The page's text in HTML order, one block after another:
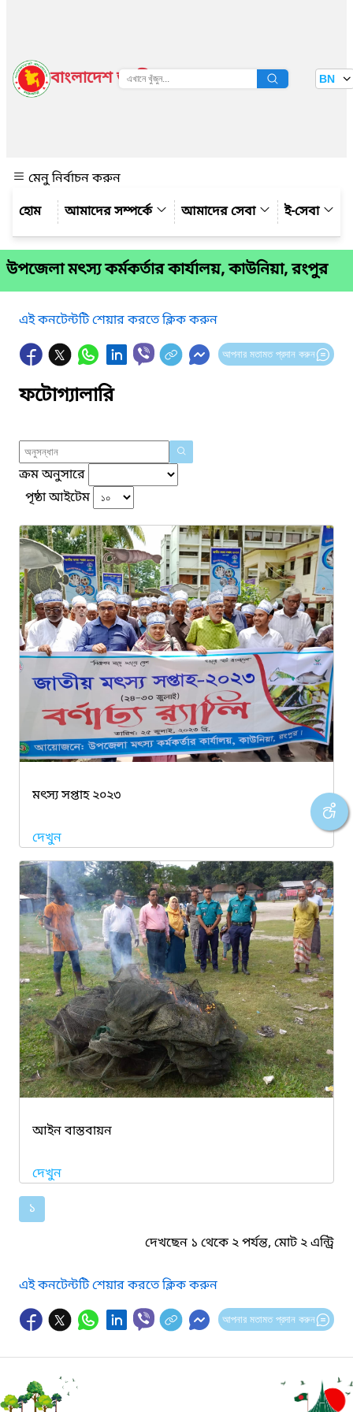
বাংলাদেশ জাতীয় তথ্য বাতায়ন BN
মেনু নির্বাচন করুন
আমাদের সম্পর্কে
আমাদের সেবা ই-সেবা
উপজেলা মৎস্য কর্মকর্তার কার্যালয়, কাউনিয়া, রংপুর
এই কনটেন্টটি শেয়ার করতে ক্লিক করুন
আপনার মতামত প্রদান করুন
ফটোগ্যালারি
ক্রম অনুসারে
পৃষ্ঠা আইটেম
মৎস্য সপ্তাহ ২০২৩
দেখুন
আইন বাস্তবায়ন
দেখুন
১
দেখছেন ১ থেকে ২ পর্যন্ত, মোট ২ এন্ট্রি
এই কনটেন্টটি শেয়ার করতে ক্লিক করুন
আপনার মতামত প্রদান করুন